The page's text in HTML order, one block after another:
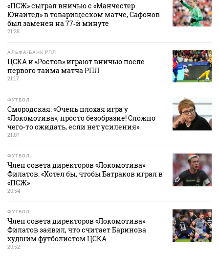
«ПСЖ» сыграл вничью с «Манчестер
Юнайтед» в товарищеском матче, Сафонов
был заменен на 77‑й минуте
21:28
АЛЬФА-БАНК РПЛ
ЦСКА и «Ростов» играют вничью после
первого тайма матча РПЛ
21:17
ФУТБОЛ
Смородская: «Очень плохая игра у
«Локомотива», просто безобразие! Сложно
чего‑то ожидать, если нет усиления»
21:07
ФУТБОЛ
Член совета директоров «Локомотива»
Филатов: «Хотел бы, чтобы Батраков играл в
«ПСЖ»
20:54
ФУТБОЛ
Член совета директоров «Локомотива»
Филатов заявил, что считает Баринова
худшим футболистом ЦСКА
20:52